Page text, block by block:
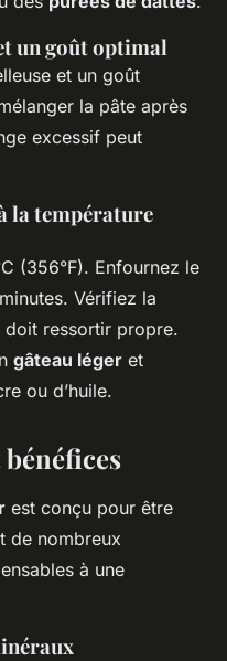
un goût optimal
et un goût
la pâte après
excessif peut
la température
(356°F). Enfournez le
Vérifiez la
ressortir propre.
gâteau léger et
ou d’huile.
est conçu pour être
de nombreux
à une